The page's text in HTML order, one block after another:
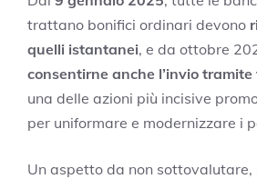
trattano bonifici ordinari devono
quelli istantanei, e da ottobre
consentirne anche l’invio
una delle azioni più incisive
per uniformare e modernizzare i
Un aspetto da non